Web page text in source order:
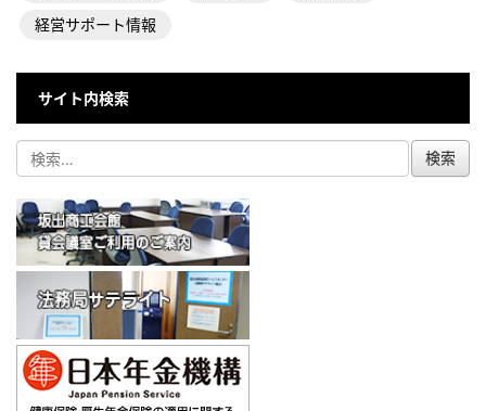
経営サポート情報
サイト内検索